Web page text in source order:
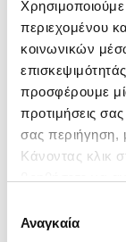
περιεχομένου
κοινωνικών
προσφέρουμε
προτιμήσεις
σας περιήγηση,
Κάνοντας κλικ
ενδιαφέρουν
συγκατάθεσης
Αναγκαία